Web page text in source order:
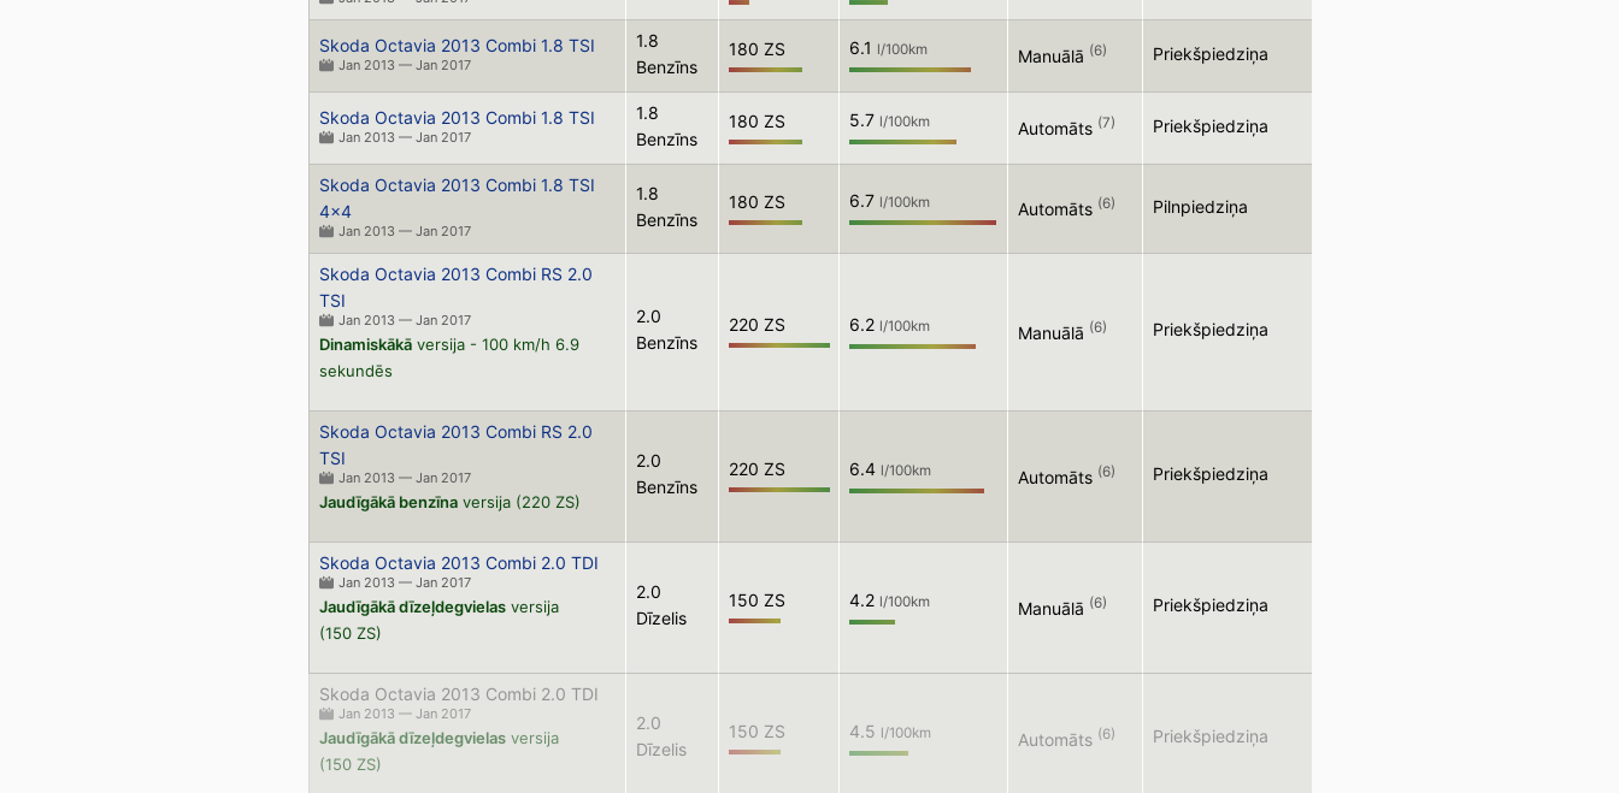
Skoda Octavia 2013 Combi 1.8 TSI
Jan 2013 — Jan 2017
1.8
Benzīns
180 ZS 6.1 l/100km Manuālā (6) Priekšpiedziņa
Skoda Octavia 2013 Combi 1.8 TSI
Jan 2013 — Jan 2017
1.8
Benzīns
180 ZS 5.7 l/100km Automāts (7) Priekšpiedziņa
Skoda Octavia 2013 Combi 1.8 TSI
4x4
Jan 2013 — Jan 2017
1.8
Benzīns
180 ZS 6.7 l/100km Automāts (6) Pilnpiedziņa
Skoda Octavia 2013 Combi RS 2.0
TSI
Jan 2013 — Jan 2017
Dinamiskākāversija - 100 km/h 6.9
sekundēs
2.0
Benzīns
220 ZS 6.2 l/100km Manuālā (6) Priekšpiedziņa
Skoda Octavia 2013 Combi RS 2.0
TSI
Jan 2013 — Jan 2017
Jaudīgākā benzīnaversija (220 ZS)
2.0
Benzīns
220 ZS 6.4 l/100km Automāts (6) Priekšpiedziņa
Skoda Octavia 2013 Combi 2.0 TDI
Jan 2013 — Jan 2017
Jaudīgākā dīzeļdegvielasversija
(150 ZS)
2.0
Dīzelis
150 ZS 4.2 l/100km Manuālā (6) Priekšpiedziņa
Skoda Octavia 2013 Combi 2.0 TDI
Jan 2013 — Jan 2017
Jaudīgākā dīzeļdegvielasversija
(150 ZS)
2.0
Dīzelis
150 ZS 4.5 l/100km Automāts (6) Priekšpiedziņa